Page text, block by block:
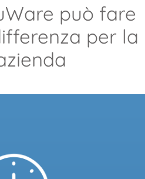
può fare
per la